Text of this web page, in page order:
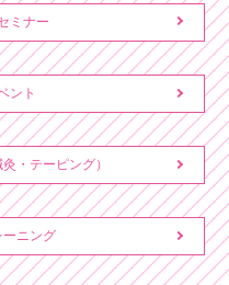
ミナー
ント
・テーピング）
ーニング